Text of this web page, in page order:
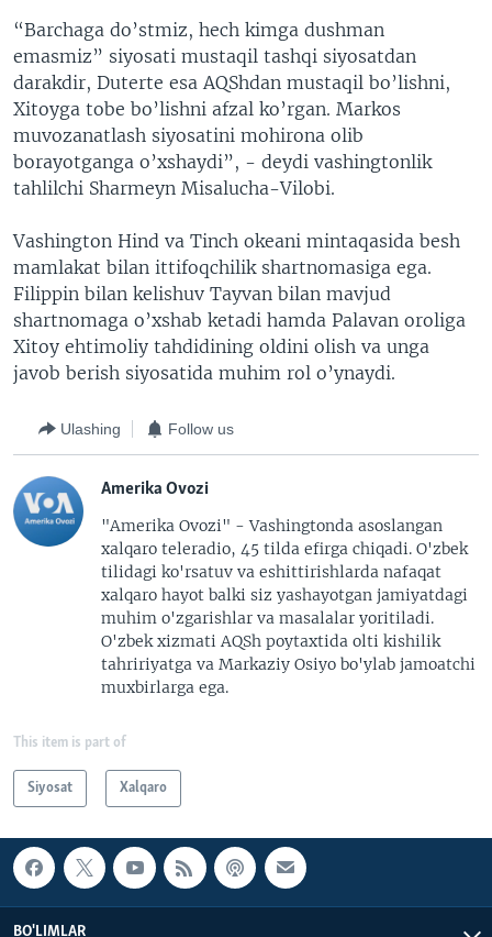
“Barchaga do’stmiz, hech kimga dushman
emasmiz” siyosati mustaqil tashqi siyosatdan
darakdir, Duterte esa AQShdan mustaqil bo’lishni,
Xitoyga tobe bo’lishni afzal ko’rgan. Markos
muvozanatlash siyosatini mohirona olib
borayotganga o’xshaydi”, - deydi vashingtonlik
tahlilchi Sharmeyn Misalucha-Vilobi.
Vashington Hind va Tinch okeani mintaqasida besh
mamlakat bilan ittifoqchilik shartnomasiga ega.
Filippin bilan kelishuv Tayvan bilan mavjud
shartnomaga o’xshab ketadi hamda Palavan oroliga
Xitoy ehtimoliy tahdidining oldini olish va unga
javob berish siyosatida muhim rol o’ynaydi.
Ulashing Follow us
Amerika Ovozi
"Amerika Ovozi" - Vashingtonda asoslangan
xalqaro teleradio, 45 tilda efirga chiqadi. O'zbek
tilidagi ko'rsatuv va eshittirishlarda nafaqat
xalqaro hayot balki siz yashayotgan jamiyatdagi
muhim o'zgarishlar va masalalar yoritiladi.
O'zbek xizmati AQSh poytaxtida olti kishilik
tahririyatga va Markaziy Osiyo bo'ylab jamoatchi
muxbirlarga ega.
This item is part of
Siyosat Xalqaro
BO'LIMLAR